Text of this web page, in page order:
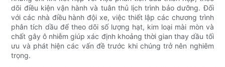
dõi điều kiện vận hành và tuân thủ lịch trình bảo dưỡng. Đối
với các nhà điều hành đội xe, việc thiết lập các chương trình
phân tích dầu để theo dõi số lượng hạt, kim loại mài mòn và
chất gây ô nhiễm giúp xác định khoảng thời gian thay dầu tối
ưu và phát hiện các vấn đề trước khi chúng trở nên nghiêm
trọng.